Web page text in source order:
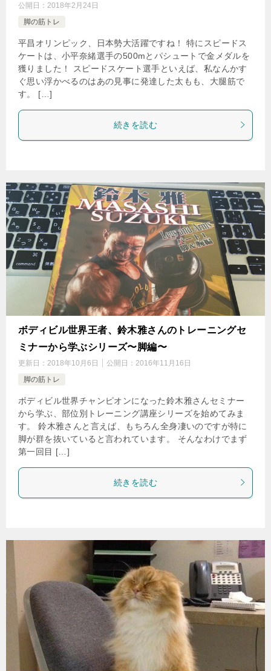
公開日： 2018年2月24日
脚の筋トレ
平昌オリンピック、日本勢大活躍ですね！ 特にスピードス
ケートは、小平奈緒選手の500mとパシュートで金メダルを
獲りました！ スピードスケート選手といえば、私なんかす
ぐ思い浮かべるのはあの見事に発達した太もも、大腿筋で
す。 […]
続きを読む
ボディビル世界王者、鈴木雅さんのトレーニングセ
ミナーから学ぶシリーズ〜脚編〜
更新日： 2018年10月6日 公開日： 2016年11月16日
脚の筋トレ
ボディビル世界チャンピオンになった鈴木雅さんセミナー
から学ぶ、部位別トレーニング講座シリーズを始めてみま
す。 鈴木雅さんと言えば、もちろん全身凄いのですが特に
脚が群を抜いていると言われています。 そんなわけでまず
第一回目 […]
続きを読む